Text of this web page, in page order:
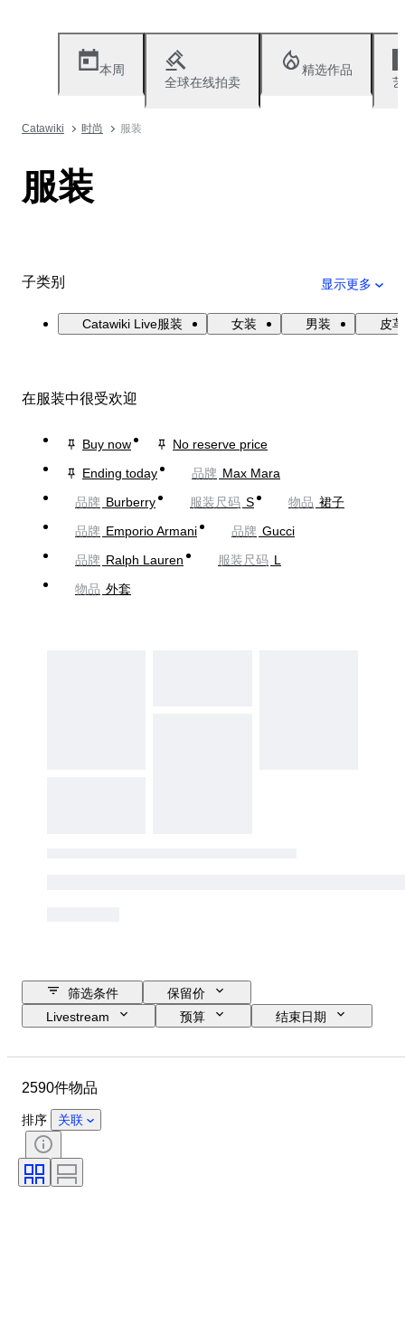
本周
全球在线拍卖
精选作品
Catawiki 时尚 服装
服装
子类别 显示更多
Catawiki Live服装 女装 男装 皮
在服装中很受欢迎
Buy now
No reserve price
Ending today
品牌 Max Mara
品牌 Burberry 服装尺码 S 物品 裙子
品牌 Emporio Armani 品牌 Gucci
品牌 Ralph Lauren 服装尺码 L
物品 外套
筛选条件
保留价
Livestream
预算
结束日期
状态
颜色
时代
带配件
2590件物品
排序 关联